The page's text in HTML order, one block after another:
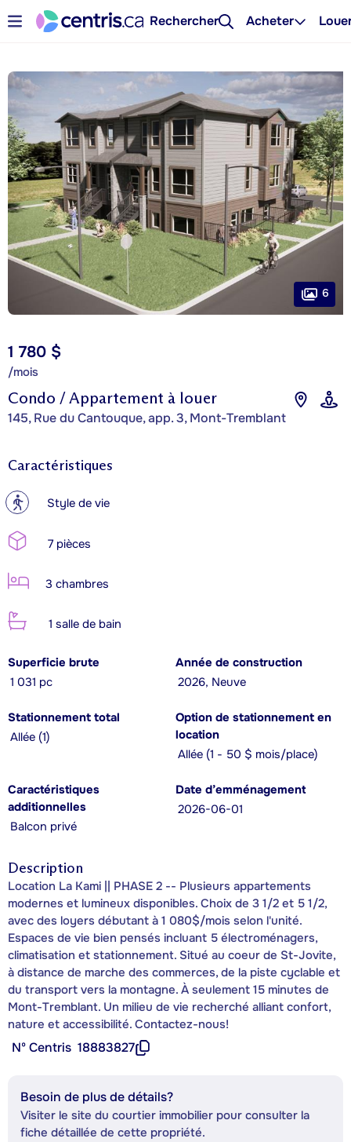
Rechercher Acheter
Condo / Appartement à louer
145, Rue du Cantouque, app. 3, Mont-Tremblant
1 780 $
/mois
6
Caractéristiques
? Style de vie
7 pièces
3 chambres
1 salle de bain
Superficie brute
1 031 pc
Année de construction
2026, Neuve
Stationnement total
Allée (1)
Option de stationnement en
location
Allée (1 - 50 $ mois/place)
Caractéristiques
additionnelles
Balcon privé
Date d’emménagement
2026-06-01
Description
Location La Kami || PHASE 2 -- Plusieurs appartements
modernes et lumineux disponibles. Choix de 3 1/2 et 5 1/2,
avec des loyers débutant à 1 080$/mois selon l'unité.
Espaces de vie bien pensés incluant 5 électroménagers,
climatisation et stationnement. Situé au coeur de St-Jovite,
à distance de marche des commerces, de la piste cyclable et
du transport vers la montagne. À seulement 15 minutes de
Mont-Tremblant. Un milieu de vie recherché alliant confort,
nature et accessibilité. Contactez-nous!
Nº Centris 18883827
Besoin de plus de détails?
Visiter le site du courtier immobilier pour consulter la
fiche détaillée de cette propriété.